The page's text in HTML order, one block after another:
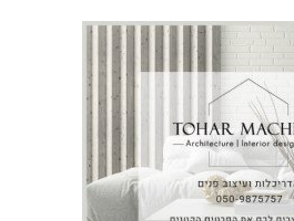
אחראי לתת ללוחם אורך
וכך לשמור על רציפות
בשטח. התפקיד
ענייני הלוגיסטיקה
על חוויה משמעותית לאורך
משיב: "ההחלטה לצאת